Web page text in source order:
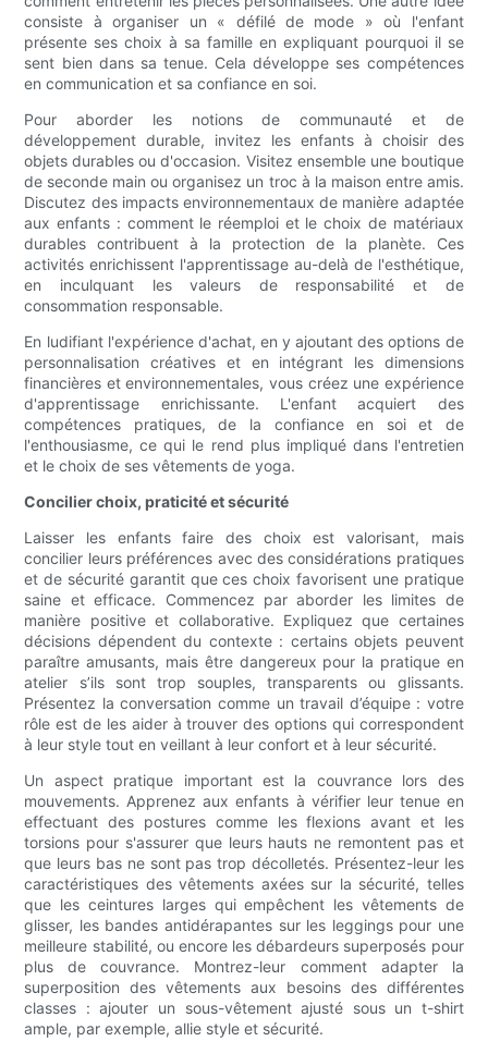
consiste à organiser un « défilé de mode » où l'enfant
présente ses choix à sa famille en expliquant pourquoi il se
sent bien dans sa tenue. Cela développe ses compétences
en communication et sa confiance en soi.
Pour aborder les notions de communauté et de
développement durable, invitez les enfants à choisir des
objets durables ou d'occasion. Visitez ensemble une boutique
de seconde main ou organisez un troc à la maison entre amis.
Discutez des impacts environnementaux de manière adaptée
aux enfants : comment le réemploi et le choix de matériaux
durables contribuent à la protection de la planète. Ces
activités enrichissent l'apprentissage au-delà de l'esthétique,
en inculquant les valeurs de responsabilité et de
consommation responsable.
En ludifiant l'expérience d'achat, en y ajoutant des options de
personnalisation créatives et en intégrant les dimensions
financières et environnementales, vous créez une expérience
d'apprentissage enrichissante. L'enfant acquiert des
compétences pratiques, de la confiance en soi et de
l'enthousiasme, ce qui le rend plus impliqué dans l'entretien
et le choix de ses vêtements de yoga.
Concilier choix, praticité et sécurité
Laisser les enfants faire des choix est valorisant, mais
concilier leurs préférences avec des considérations pratiques
et de sécurité garantit que ces choix favorisent une pratique
saine et efficace. Commencez par aborder les limites de
manière positive et collaborative. Expliquez que certaines
décisions dépendent du contexte : certains objets peuvent
paraître amusants, mais être dangereux pour la pratique en
atelier s’ils sont trop souples, transparents ou glissants.
Présentez la conversation comme un travail d’équipe : votre
rôle est de les aider à trouver des options qui correspondent
à leur style tout en veillant à leur confort et à leur sécurité.
Un aspect pratique important est la couvrance lors des
mouvements. Apprenez aux enfants à vérifier leur tenue en
effectuant des postures comme les flexions avant et les
torsions pour s'assurer que leurs hauts ne remontent pas et
que leurs bas ne sont pas trop décolletés. Présentez-leur les
caractéristiques des vêtements axées sur la sécurité, telles
que les ceintures larges qui empêchent les vêtements de
glisser, les bandes antidérapantes sur les leggings pour une
meilleure stabilité, ou encore les débardeurs superposés pour
plus de couvrance. Montrez-leur comment adapter la
superposition des vêtements aux besoins des différentes
classes : ajouter un sous-vêtement ajusté sous un t-shirt
ample, par exemple, allie style et sécurité.